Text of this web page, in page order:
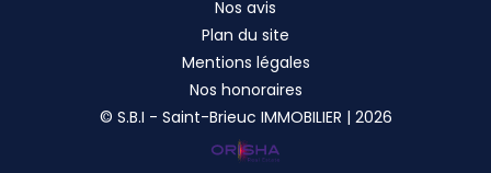
Nos avis
Plan du site
Mentions légales
Nos honoraires
© S.B.I - Saint-Brieuc IMMOBILIER | 2026